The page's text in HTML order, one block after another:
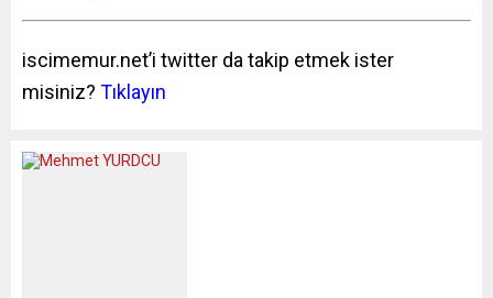
iscimemur.net’i twitter da takip etmek ister
misiniz? Tıklayın